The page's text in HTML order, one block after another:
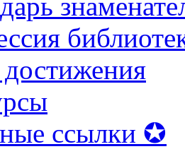
ссылки ✪